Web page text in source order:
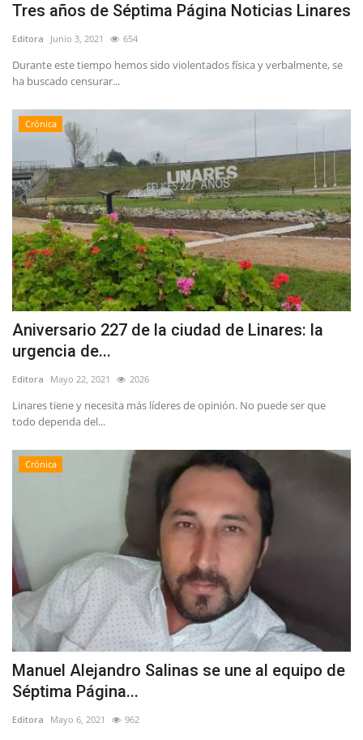
Tres años de Séptima Página Noticias Linares
Editora Junio 3, 2021 654
Durante este tiempo hemos sido violentados física y verbalmente, se
ha buscado censurar...
Crónica
Aniversario 227 de la ciudad de Linares: la
urgencia de...
Editora Mayo 22, 2021 2026
Linares tiene y necesita más líderes de opinión. No puede ser que
todo dependa del...
Crónica
Manuel Alejandro Salinas se une al equipo de
Séptima Página...
Editora Mayo 6, 2021 962